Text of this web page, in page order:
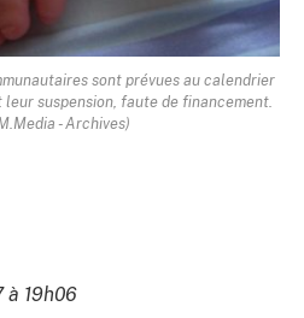
sont prévues au calendrier
suspension, faute de financement.
- Archives)
à 19h06